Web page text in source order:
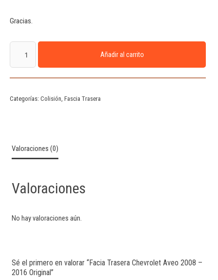
Gracias.
Añadir al carrito
Categorías: Colisión, Fascia Trasera
Valoraciones (0)
Valoraciones
No hay valoraciones aún.
Sé el primero en valorar “Facia Trasera Chevrolet Aveo 2008 –
2016 Original”